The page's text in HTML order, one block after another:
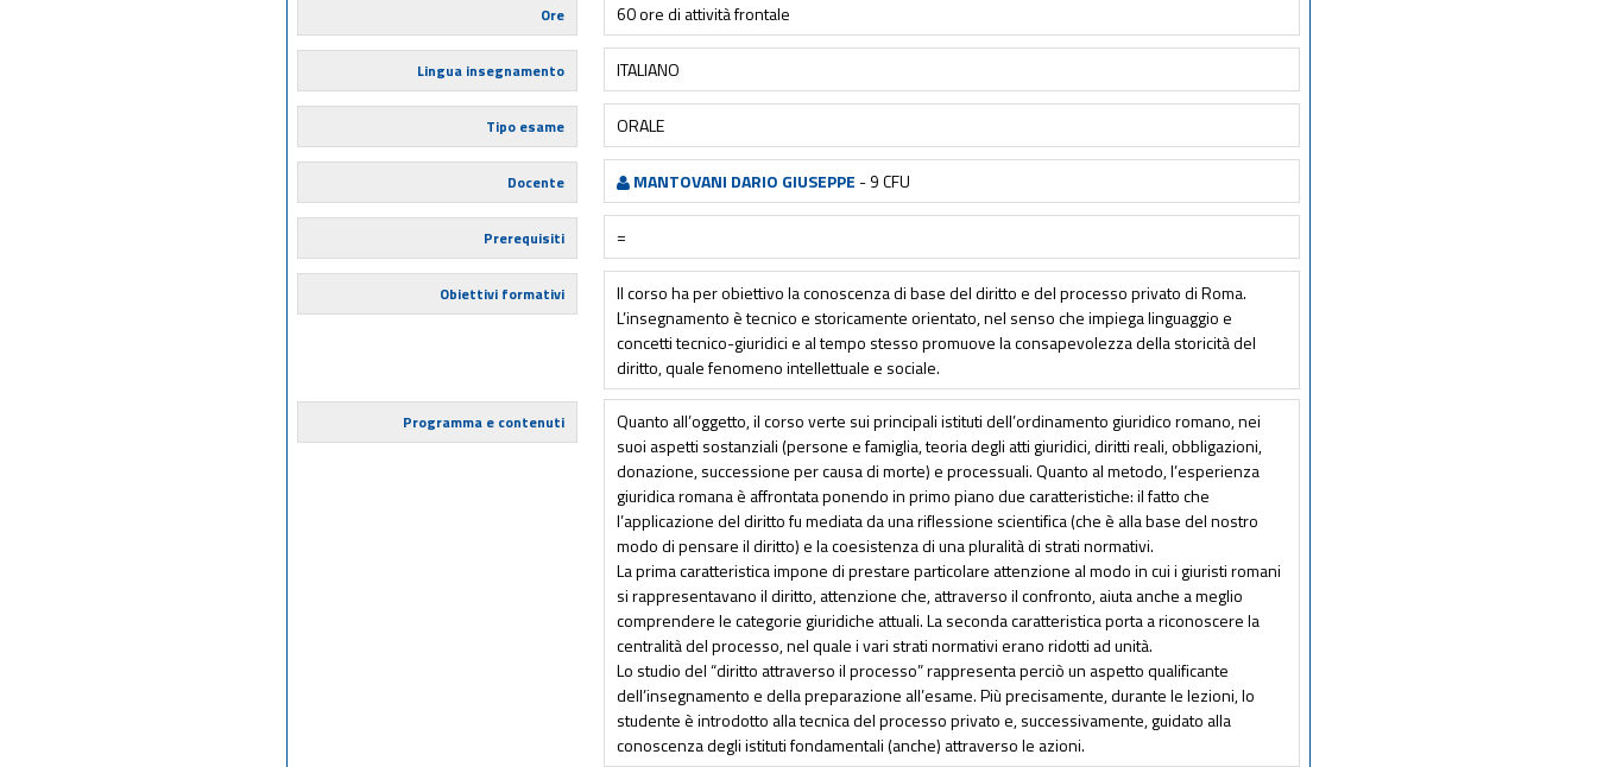
Ore 60 ore di attività frontale
Lingua insegnamento ITALIANO
Tipo esame ORALE
Docente MANTOVANI DARIO GIUSEPPE - 9 CFU
Prerequisiti =
Obiettivi formativi
Il corso ha per obiettivo la conoscenza di base del diritto e del processo privato di Roma.
L’insegnamento è tecnico e storicamente orientato, nel senso che impiega linguaggio e
concetti tecnico-giuridici e al tempo stesso promuove la consapevolezza della storicità del
diritto, quale fenomeno intellettuale e sociale.
Programma e contenuti
Quanto all’oggetto, il corso verte sui principali istituti dell’ordinamento giuridico romano, nei
suoi aspetti sostanziali (persone e famiglia, teoria degli atti giuridici, diritti reali, obbligazioni,
donazione, successione per causa di morte) e processuali. Quanto al metodo, l’esperienza
giuridica romana è affrontata ponendo in primo piano due caratteristiche: il fatto che
l’applicazione del diritto fu mediata da una riflessione scientifica (che è alla base del nostro
modo di pensare il diritto) e la coesistenza di una pluralità di strati normativi.
La prima caratteristica impone di prestare particolare attenzione al modo in cui i giuristi romani
si rappresentavano il diritto, attenzione che, attraverso il confronto, aiuta anche a meglio
comprendere le categorie giuridiche attuali. La seconda caratteristica porta a riconoscere la
centralità del processo, nel quale i vari strati normativi erano ridotti ad unità.
Lo studio del “diritto attraverso il processo” rappresenta perciò un aspetto qualificante
dell’insegnamento e della preparazione all’esame. Più precisamente, durante le lezioni, lo
studente è introdotto alla tecnica del processo privato e, successivamente, guidato alla
conoscenza degli istituti fondamentali (anche) attraverso le azioni.